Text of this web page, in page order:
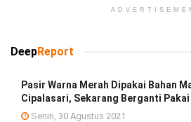
DeepReport
Pasir Warna Merah Dipakai Bahan
Cipalasari, Sekarang Berganti
Senin, 30 Agustus 2021